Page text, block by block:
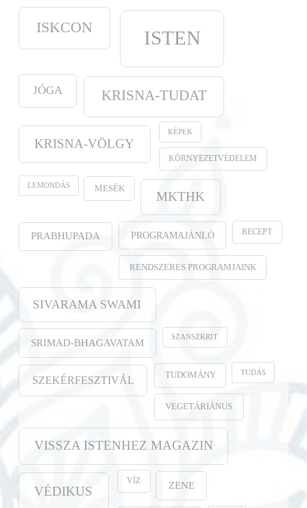
ISKCON ISTEN
JÓGA KRISNA-TUDAT
KRISNA-VÖLGY
KÉPEK
KÖRNYEZETVÉDELEM
LEMONDÁS MESÉK
MKTHK
PRABHUPADA PROGRAMAJÁNLÓ RECEPT
RENDSZERES PROGRAMJAINK
SIVARAMA SWAMI
SRIMAD-BHAGAVATAM SZANSZKRIT
SZEKÉRFESZTIVÁL TUDOMÁNY TUDÁS
VEGETÁRIÁNUS
VISSZA ISTENHEZ MAGAZIN
VÉDIKUS
VÍZ ZENE